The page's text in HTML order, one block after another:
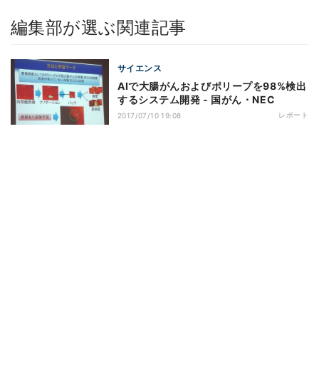
編集部が選ぶ関連記事
サイエンス
AIで大腸がんおよびポリープを98%検出
するシステム開発 - 国がん・NEC
2017/07/10 19:08 レポート